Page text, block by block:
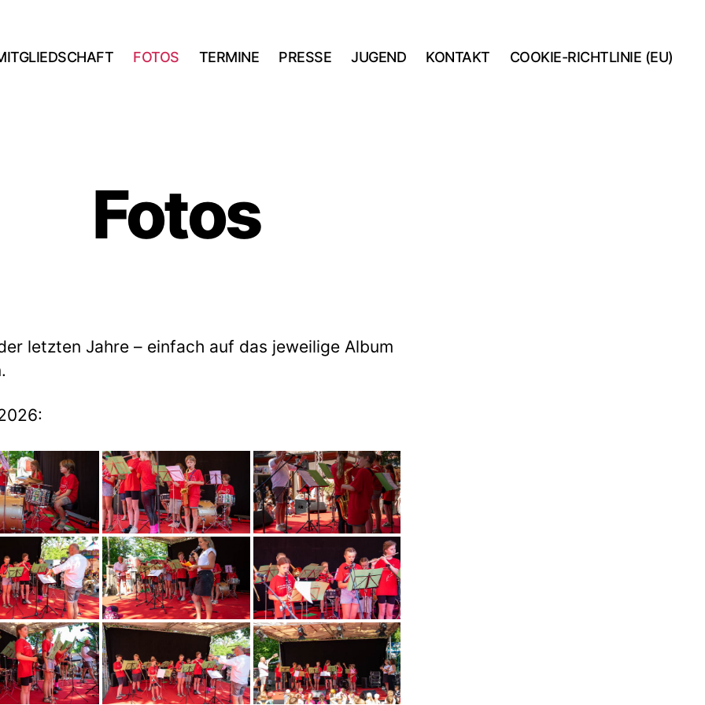
FOTOS TERMINE PRESSE JUGEND KONTAKT COOKIE-RICHTLINIE (EU)
Fotos
letzten Jahre – einfach auf das jeweilige Album